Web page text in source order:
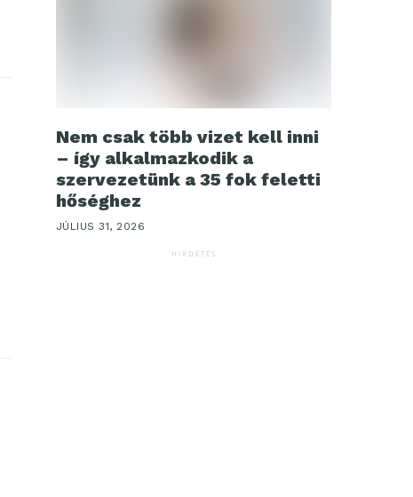
Nem csak több vizet kell inni
– így alkalmazkodik a
szervezetünk a 35 fok feletti
hőséghez
JÚLIUS 31, 2026
HIRDETÉS